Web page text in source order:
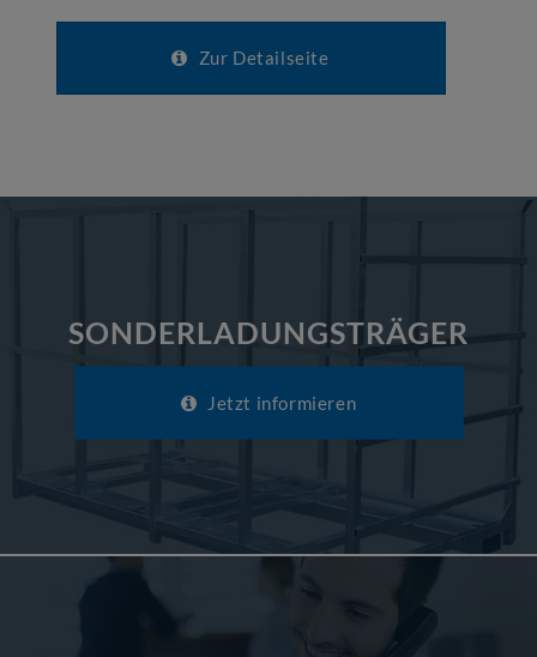
Zur Detailseite
SONDERLADUNGSTRÄGER
Jetzt informieren